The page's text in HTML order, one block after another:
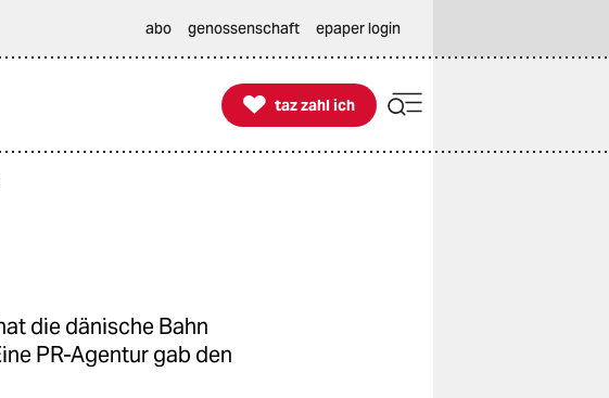
abo genossenschaft epaper login

taz zahl ich
taz zahl ich
die dänische Bahn
PR-Agentur gab den